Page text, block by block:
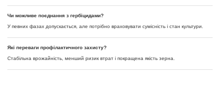
Чи можливе поєднання з гербіцидами?
У певних фазах допускається, але потрібно враховувати сумісність і стан культури.
Які переваги профілактичного захисту?
Стабільна врожайність, менший ризик втрат і покращена якість зерна.